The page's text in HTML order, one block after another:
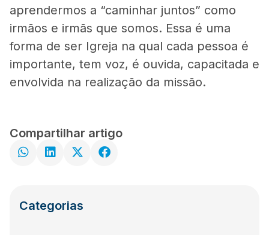
aprendermos a “caminhar juntos” como
irmãos e irmãs que somos. Essa é uma
forma de ser Igreja na qual cada pessoa é
importante, tem voz, é ouvida, capacitada e
envolvida na realização da missão.
Compartilhar artigo
Categorias